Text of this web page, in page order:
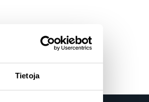
Tietoja